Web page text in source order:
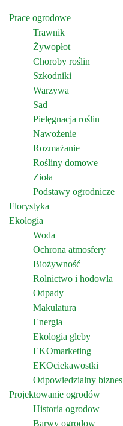
Prace ogrodowe
Trawnik
Żywopłot
Choroby roślin
Szkodniki
Warzywa
Sad
Pielęgnacja roślin
Nawożenie
Rozmażanie
Rośliny domowe
Zioła
Podstawy ogrodnicze
Florystyka
Ekologia
Woda
Ochrona atmosfery
Biożywność
Rolnictwo i hodowla
Odpady
Makulatura
Energia
Ekologia gleby
EKOmarketing
EKOciekawostki
Odpowiedzialny biznes
Projektowanie ogrodów
Historia ogrodow
Barwy ogrodow